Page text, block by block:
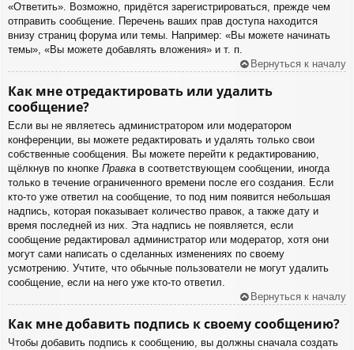
«Ответить». Возможно, придётся зарегистрироваться, прежде чем
отправить сообщение. Перечень ваших прав доступа находится
внизу страниц форума или темы. Например: «Вы можете начинать
темы», «Вы можете добавлять вложения» и т. п.
Вернуться к началу
Как мне отредактировать или удалить
сообщение?
Если вы не являетесь администратором или модератором
конференции, вы можете редактировать и удалять только свои
собственные сообщения. Вы можете перейти к редактированию,
щёлкнув по кнопке Правка в соответствующем сообщении, иногда
только в течение ограниченного времени после его создания. Если
кто-то уже ответил на сообщение, то под ним появится небольшая
надпись, которая показывает количество правок, а также дату и
время последней из них. Эта надпись не появляется, если
сообщение редактировал администратор или модератор, хотя они
могут сами написать о сделанных изменениях по своему
усмотрению. Учтите, что обычные пользователи не могут удалить
сообщение, если на него уже кто-то ответил.
Вернуться к началу
Как мне добавить подпись к своему сообщению?
Чтобы добавить подпись к сообщению, вы должны сначала создать